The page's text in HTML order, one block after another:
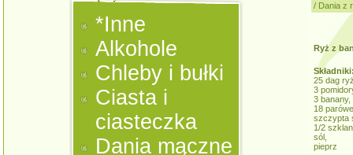
*Inne
Alkohole
Chleby i bułki
Ciasta i
ciasteczka
Dania mączne
/ Dania z
Ryż z
25 dag
3
3 banany,
18
szczypta
1/2
sól,
pieprz